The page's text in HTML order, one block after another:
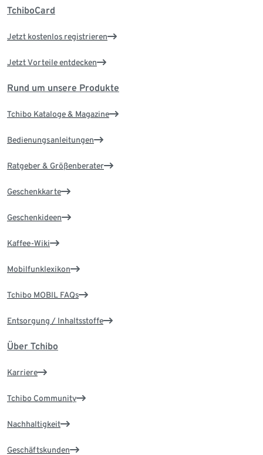
TchiboCard
Jetzt kostenlos registrieren
Jetzt Vorteile entdecken
Rund um unsere Produkte
Tchibo Kataloge & Magazine
Bedienungsanleitungen
Ratgeber & Größenberater
Geschenkkarte
Geschenkideen
Kaffee-Wiki
Mobilfunklexikon
Tchibo MOBIL FAQs
Entsorgung / Inhaltsstoffe
Über Tchibo
Karriere
Tchibo Community
Nachhaltigkeit
Geschäftskunden